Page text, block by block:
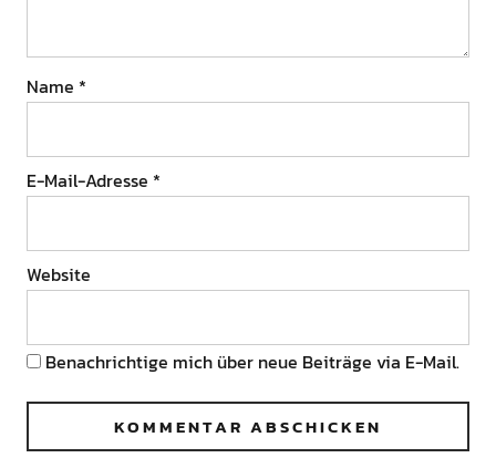
Name *
E-Mail-Adresse *
Website
Benachrichtige mich über neue Beiträge via E-Mail.